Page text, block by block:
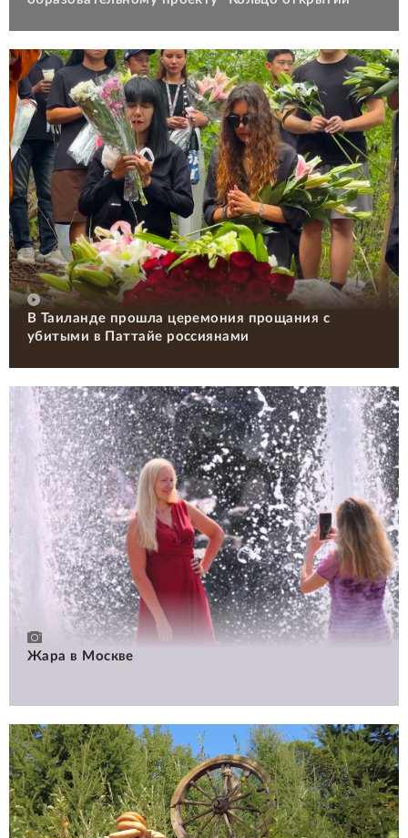
В Таиланде прошла церемония прощания с
убитыми в Паттайе россиянами
Жара в Москве